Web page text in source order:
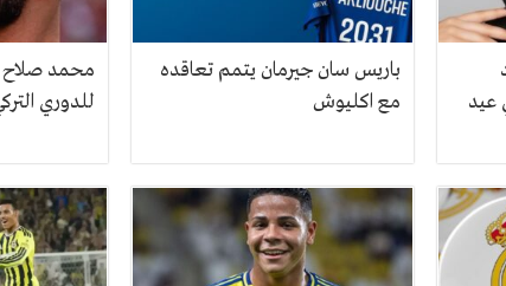
عيد
باريس سان جيرمان يتمم تعاقده
مع اكليوش
محمد صلاح
للدوري